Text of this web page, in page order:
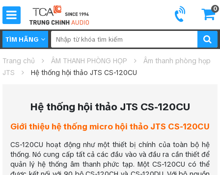
0
TÌM HÃNG
Trang chủ ÂM THANH PHÒNG HỌP
Âm thanh phòng họp
JTS
Hệ thống hội thảo JTS CS-120CU
Hệ thống hội thảo JTS CS-120CU
Giới thiệu hệ thống micro hội thảo JTS CS-120CU
CS-120CU hoạt động như một thiết bị chính của toàn bộ hệ
thống. Nó cung cấp tất cả các đầu vào và đầu ra cần thiết để
quản lý hệ thống âm thanh phức tạp. Một CS-120CU có thể